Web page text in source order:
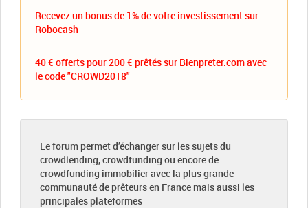
Recevez un bonus de 1% de votre investissement sur
Robocash
40 € offerts pour 200 € prêtés sur Bienpreter.com avec
le code "CROWD2018"
Le forum permet d’échanger sur les sujets du
crowdlending, crowdfunding ou encore de
crowdfunding immobilier avec la plus grande
communauté de prêteurs en France mais aussi les
principales plateformes